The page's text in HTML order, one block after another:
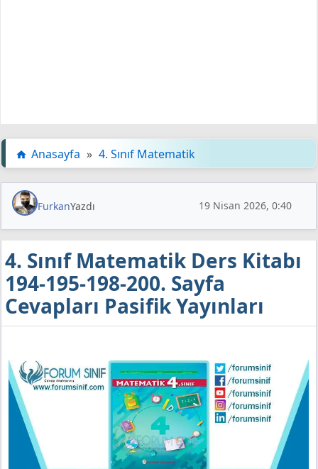
Anasayfa » 4. Sınıf Matematik
FurkanYazdı 19 Nisan 2026, 0:40
4. Sınıf Matematik Ders Kitabı
194-195-198-200. Sayfa
Cevapları Pasifik Yayınları